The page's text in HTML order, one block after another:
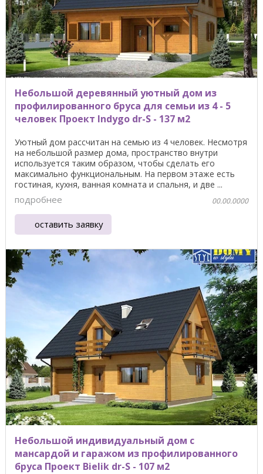
Небольшой деревянный уютный дом из
профилированного бруса для семьи из 4 - 5
человек Проект Indygo dr-S - 137 м2
Уютный дом рассчитан на семью из 4 человек. Несмотря
на небольшой размер дома, пространство внутри
используется таким образом, чтобы сделать его
максимально функциональным. На первом этаже есть
гостиная, кухня, ванная комната и спальня, и две ...
подробнее 00.00.0000
оставить заявку
Небольшой индивидуальный дом с
мансардой и гаражом из профилированного
бруса Проект Bielik dr-S - 107 м2